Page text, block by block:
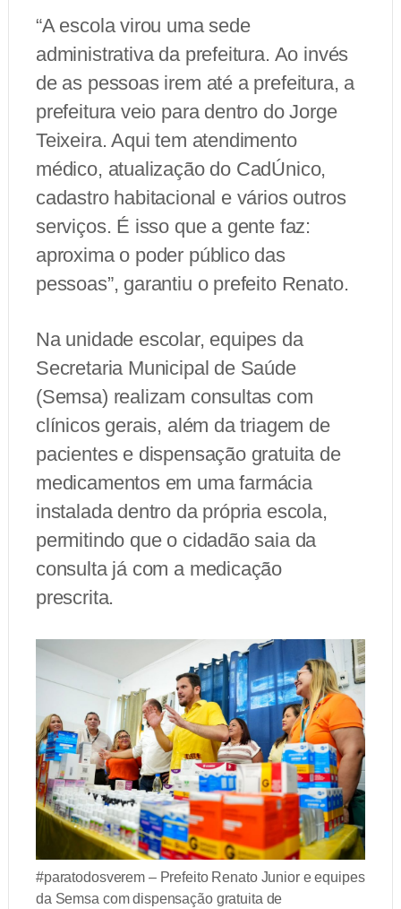
“A escola virou uma sede
administrativa da prefeitura. Ao invés
de as pessoas irem até a prefeitura, a
prefeitura veio para dentro do Jorge
Teixeira. Aqui tem atendimento
médico, atualização do CadÚnico,
cadastro habitacional e vários outros
serviços. É isso que a gente faz:
aproxima o poder público das
pessoas”, garantiu o prefeito Renato.
Na unidade escolar, equipes da
Secretaria Municipal de Saúde
(Semsa) realizam consultas com
clínicos gerais, além da triagem de
pacientes e dispensação gratuita de
medicamentos em uma farmácia
instalada dentro da própria escola,
permitindo que o cidadão saia da
consulta já com a medicação
prescrita.
#paratodosverem – Prefeito Renato Junior e equipes
da Semsa com dispensação gratuita de